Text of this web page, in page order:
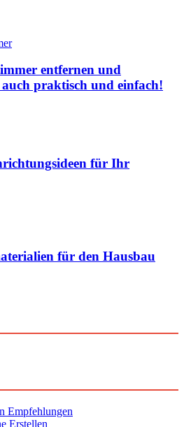
entfernen und
praktisch und einfach!
für Ihr
für den Hausbau
Empfehlungen
Erstellen